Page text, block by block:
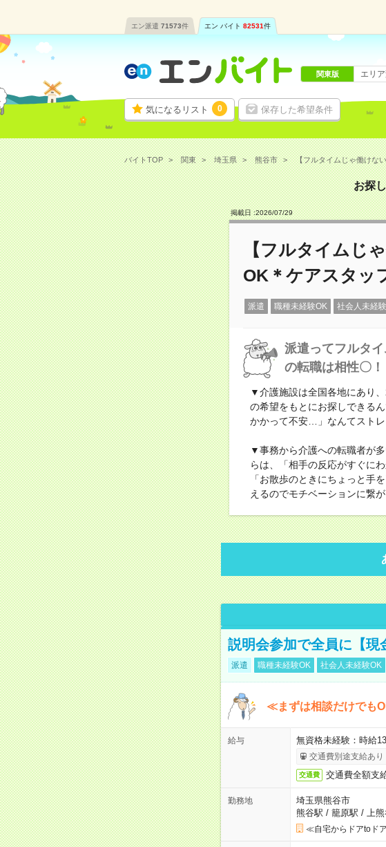
エン派遣 71573件 エン バイト 82531件
気になるリスト 0 保存した希望条件
関東版 エリ
バイトTOP 関東 埼玉県 熊谷市 【フルタイムじゃ働けな
お探
掲載日 :2026/07/29
【フルタイムじ
OK＊ケアスタッ
派遣 職種未経験OK 社会人未経
派遣ってフルタ
の転職は相性〇！
▼介護施設は全国各地にあり
の希望をもとにお探しできる
かかって不安…」なんてストレ
▼事務から介護への転職者が
らは、「相手の反応がすぐに
「お散歩のときにちょっと手
えるのでモチベーションに繋
説明会参加で全員に【現
派遣 職種未経験OK 社会人未経験OK
≪まずは相談だけでも
給与 無資格未経験：時給
交通費別途支給あり
交通費 交通費全額支
勤務地
埼玉県熊谷市
熊谷駅 / 籠原駅 / 上
≪自宅からドアtoド